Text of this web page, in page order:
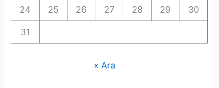
24 25 26 27 28 29 30
31
« Ara